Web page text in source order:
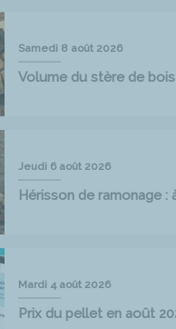
Samedi 8 août 2026
Volume du stère de
Jeudi 6 août 2026
Hérisson de ramonage
Mardi 4 août 2026
Prix du pellet en août